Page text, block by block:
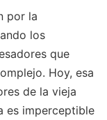
por la
los
que
Hoy, esa
de la vieja
es imperceptible